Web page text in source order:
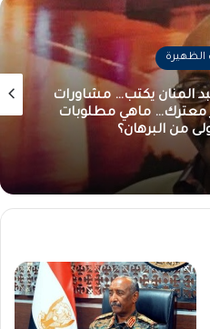
الظهيرة
المنان يكتب… مشاورات
معترك… ماهي مطلوبات
من البرهان؟